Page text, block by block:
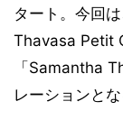
タート。今回
Thavasa Petit
「Samantha
レーションとな